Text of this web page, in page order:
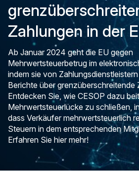
Zahlungen in der
Ab Januar 2024 geht die EU gegen
Mehrwertsteuerbetrug im
indem sie von
Berichte über grenzüberschreitende
Entdecken Sie, wie CESOP dazu
Mehrwertsteuerlücke zu schließen,
dass Verkäufer mehrwertsteuerlich
Steuern in dem entsprechenden
Erfahren Sie hier mehr!